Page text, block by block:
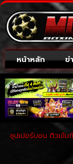
หน้าหลัก ข่
ซุปเปอร์บอน ติวเข้ม